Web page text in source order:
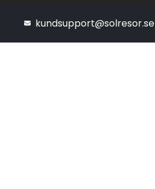
kundsupport@solresor.se